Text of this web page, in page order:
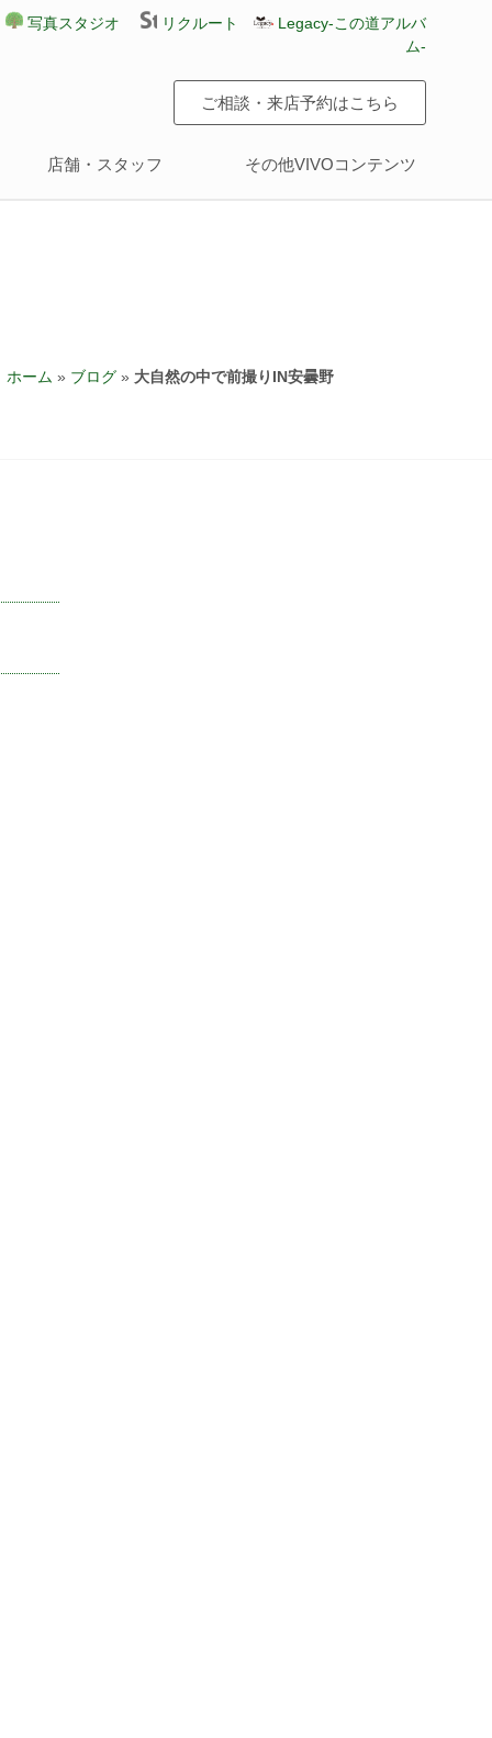
写真スタジオ リクルート
Legacy-この道アルバ
ム-
ご相談・来店予約はこちら
店舗・スタッフ その他VIVOコンテンツ
ホーム » ブログ » 大自然の中で前撮りIN安曇野